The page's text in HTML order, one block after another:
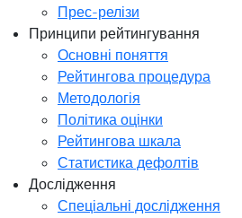
Прес-релізи
Принципи рейтингування
Основні поняття
Рейтингова процедура
Методологія
Політика оцінки
Рейтингова шкала
Статистика дефолтів
Дослідження
Спеціальні дослідження